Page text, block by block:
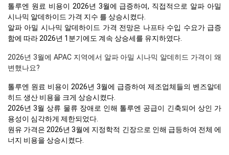
톨루엔 원료 비용이 2026년 3월에 급증하여, 직접적으로 알파 아밀
시나믹 알데하이드 가격 지수 를 상승시켰다.
알파 아밀 시나믹 알데하이드 가격 전망은 나프타 수입 수요가 급증
함에 따라 2026년 1분기에도 계속 상승세를 유지하였다.
2026년 3월에 APAC 지역에서 알파 아밀 시나믹 알데히드 가격이 왜
변했나요?
톨루엔 원료 비용이 2026년 3월에 급증하여 제조업체들의 벤즈알데
히드 생산 비용을 크게 상승시켰다.
2026년 3월 상류 물류 장애로 인해 톨루엔 공급이 긴축되어 상인 가
용성이 심각하게 제한되었다.
원유 가격은 2026년 3월에 지정학적 긴장으로 인해 급등하여 전체 에
너지 비용을 상승시켰다.